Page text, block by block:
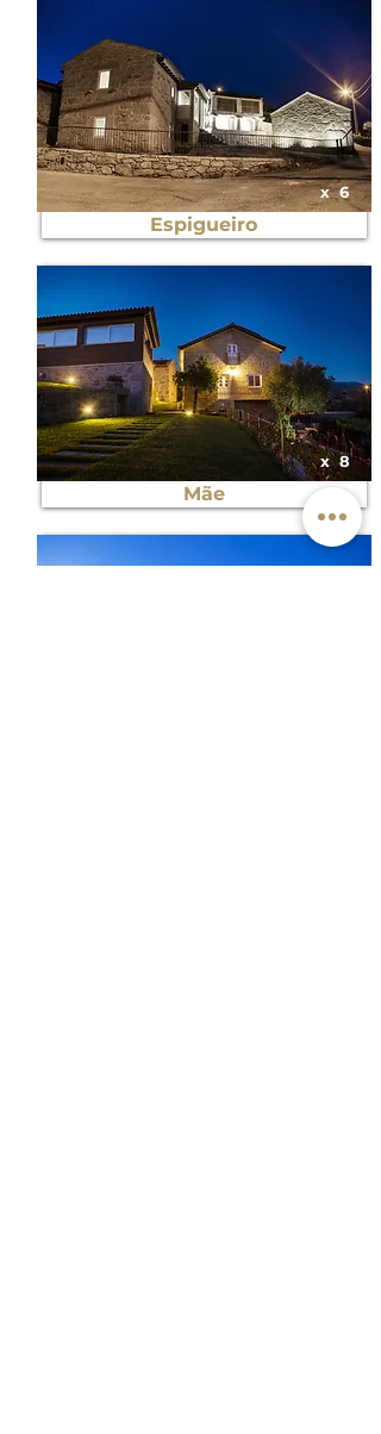
x 6
Espigueiro
x 8
Mãe